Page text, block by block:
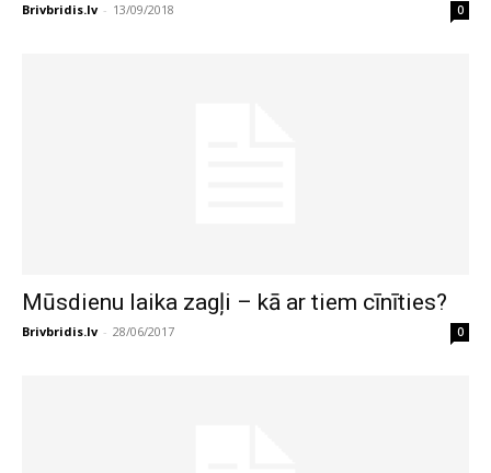
Brivbridis.lv - 13/09/2018 0
Mūsdienu laika zagļi – kā ar tiem cīnīties?
Brivbridis.lv - 28/06/2017 0